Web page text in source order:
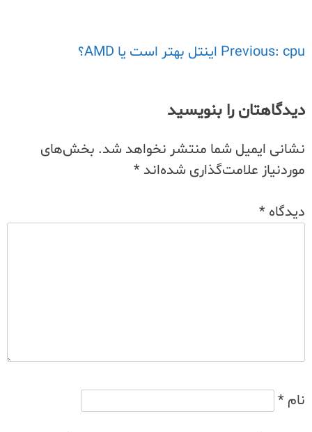
راهبریPrevious: cpu اینتل بهتر است یا AMD؟
دیدگاهتان را بنویسید
نشانی ایمیل شما منتشر نخواهد شد. بخش‌های
موردنیاز علامت‌گذاری شده‌اند *
دیدگاه *
نام *